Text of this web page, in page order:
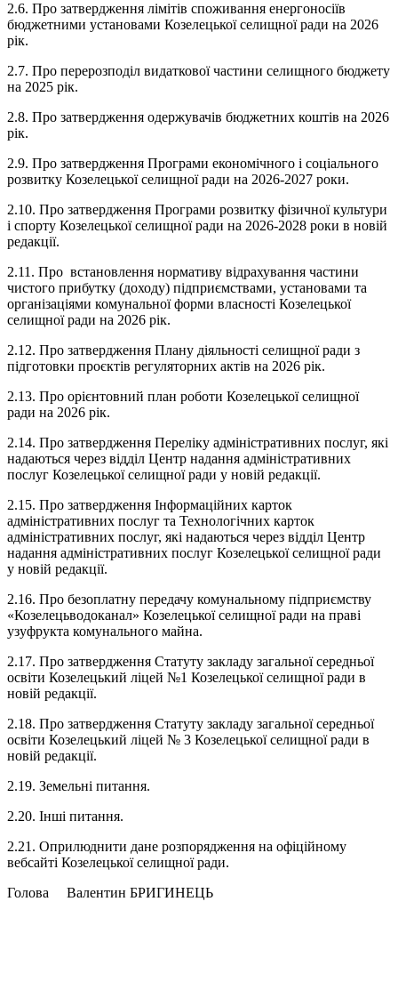
2.6. Про затвердження лімітів споживання енергоносіїв
бюджетними установами Козелецької селищної ради на 2026
рік.
2.7. Про перерозподіл видаткової частини селищного бюджету
на 2025 рік.
2.8. Про затвердження одержувачів бюджетних коштів на 2026
рік.
2.9. Про затвердження Програми економічного і соціального
розвитку Козелецької селищної ради на 2026-2027 роки.
2.10. Про затвердження Програми розвитку фізичної культури
і спорту Козелецької селищної ради на 2026-2028 роки в новій
редакції.
2.11. Про встановлення нормативу відрахування частини
чистого прибутку (доходу) підприємствами, установами та
організаціями комунальної форми власності Козелецької
селищної ради на 2026 рік.
2.12. Про затвердження Плану діяльності селищної ради з
підготовки проєктів регуляторних актів на 2026 рік.
2.13. Про орієнтовний план роботи Козелецької селищної
ради на 2026 рік.
2.14. Про затвердження Переліку адміністративних послуг, які
надаються через відділ Центр надання адміністративних
послуг Козелецької селищної ради у новій редакції.
2.15. Про затвердження Інформаційних карток
адміністративних послуг та Технологічних карток
адміністративних послуг, які надаються через відділ Центр
надання адміністративних послуг Козелецької селищної ради
у новій редакції.
2.16. Про безоплатну передачу комунальному підприємству
«Козелецьводоканал» Козелецької селищної ради на праві
узуфрукта комунального майна.
2.17. Про затвердження Статуту закладу загальної середньої
освіти Козелецький ліцей №1 Козелецької селищної ради в
новій редакції.
2.18. Про затвердження Статуту закладу загальної середньої
освіти Козелецький ліцей № 3 Козелецької селищної ради в
новій редакції.
2.19. Земельні питання.
2.20. Інші питання.
2.21. Оприлюднити дане розпорядження на офіційному
вебсайті Козелецької селищної ради.
Голова Валентин БРИГИНЕЦЬ